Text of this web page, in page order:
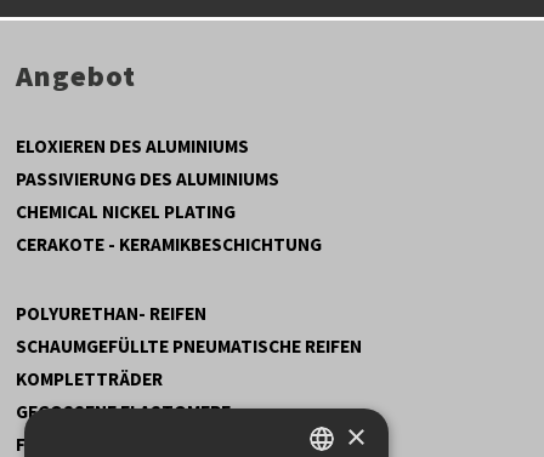
Angebot
ELOXIEREN DES ALUMINIUMS
PASSIVIERUNG DES ALUMINIUMS
CHEMICAL NICKEL PLATING
CERAKOTE - KERAMIKBESCHICHTUNG
POLYURETHAN- REIFEN
SCHAUMGEFÜLLTE PNEUMATISCHE REIFEN
KOMPLETTRÄDER
GEGOSSENE ELASTOMERE
FESTE INTEGRALSCHAUME
×